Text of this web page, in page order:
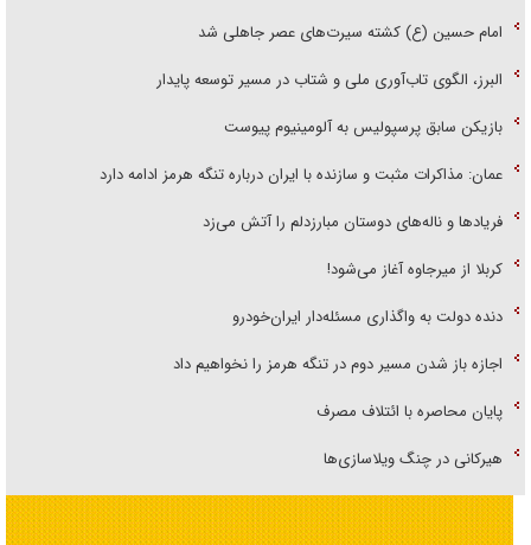
امام حسین (ع) کشته سیرت‌های عصر جاهلی شد
البرز، الگوی تاب‌آوری ملی و شتاب در مسیر توسعه پایدار
بازیکن سابق پرسپولیس به آلومینیوم پیوست
عمان: مذاکرات مثبت و سازنده با ایران درباره تنگه هرمز ادامه دارد
فریاد‌ها و ناله‌های دوستان مبارزدلم را آتش می‌زد
کربلا از میرجاوه آغاز می‌شود!
دنده دولت به واگذاری مسئله‌دار ایران‌خودرو
اجازه باز شدن مسیر دوم در تنگه هرمز را نخواهیم داد
پایان محاصره با ائتلاف مصرف
هیرکانی در چنگ ویلاسازی‌ها